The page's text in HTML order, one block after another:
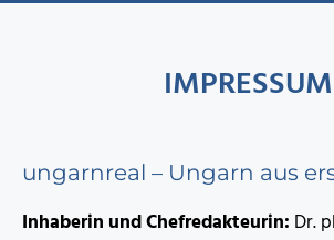
IMPRESSUM
ungarnreal – Ungarn aus
Inhaberin und Chefredakteurin: Dr.